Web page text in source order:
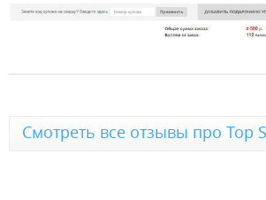
Смотреть все отзывы про Top